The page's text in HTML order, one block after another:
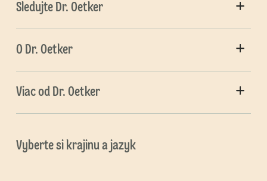
Sledujte Dr. Oetker
O Dr. Oetker
Viac od Dr. Oetker
Vyberte si krajinu a jazyk